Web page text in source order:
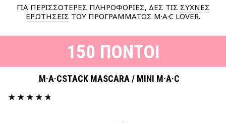
ΓΙΑ ΠΕΡΙΣΣΟΤΕΡΕΣ ΠΛΗΡΟΦΟΡΙΕΣ, ΔΕΣ ΤΙΣ ΣΥΧΝΕΣ
ΕΡΩΤΗΣΕΙΣ ΤΟΥ ΠΡΟΓΡΑΜΜΑΤΟΣ M·A·C LOVER.
150 ΠΟΝΤΟΙ
M·A·CSTACK MASCARA / MINI M·A·C